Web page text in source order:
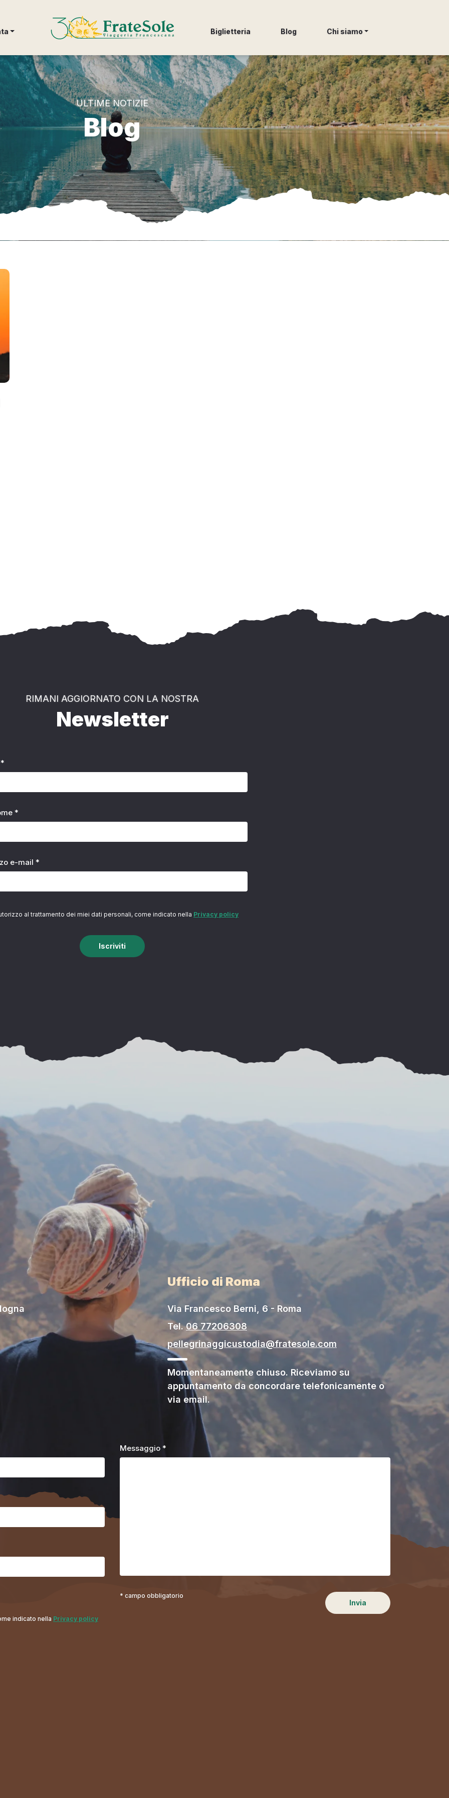
FrateSole Viaggeria Francescana
Biglietteria Blog Chi siamo
ULTIME NOTIZIE
Blog
RIMANI AGGIORNATO CON LA NOSTRA
Newsletter
*
e-mail *
al trattamento dei miei dati personali, come indicato nella Privacy policy
Iscriviti
Ufficio di Roma
Via Francesco Berni, 6 - Roma
Tel.06 77206308
pellegrinaggicustodia@fratesole.com
Momentaneamente chiuso. Riceviamo su
appuntamento da concordare telefonicamente o
via email.
Messaggio *
indicato nella Privacy policy
* campo obbligatorio
Invia